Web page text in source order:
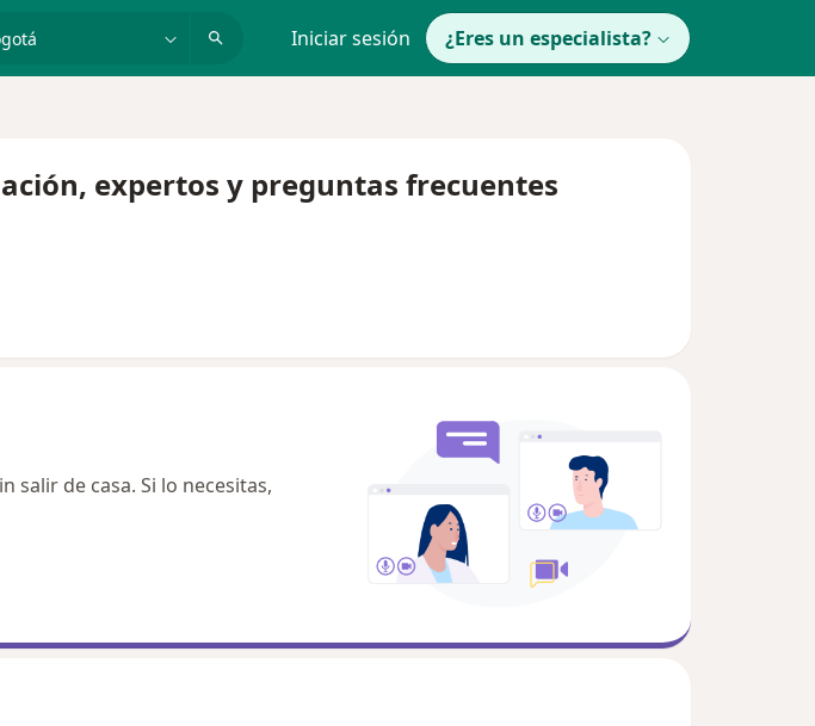
Iniciar sesión ¿Eres un especialista?
expertos y preguntas frecuentes
salir de casa. Si lo necesitas,